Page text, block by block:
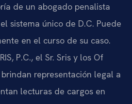
de un abogado penalista
sistema único de D.C. Puede
en el curso de su caso.
P.C., el Sr. Sris y los Of
representación legal a
lecturas de cargos en